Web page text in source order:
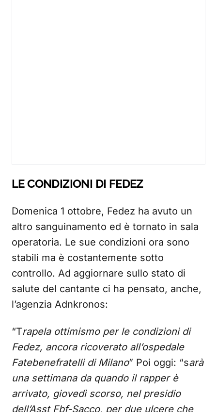
LE CONDIZIONI DI FEDEZ
Domenica 1 ottobre, Fedez ha avuto un
altro sanguinamento ed è tornato in sala
operatoria. Le sue condizioni ora sono
stabili ma è costantemente sotto
controllo. Ad aggiornare sullo stato di
salute del cantante ci ha pensato, anche,
l’agenzia Adnkronos:
“Trapela ottimismo per le condizioni di
Fedez, ancora ricoverato all’ospedale
Fatebenefratelli di Milano” Poi oggi: “sarà
una settimana da quando il rapper è
arrivato, giovedì scorso, nel presidio
dell’Asst Fbf-Sacco, per due ulcere che